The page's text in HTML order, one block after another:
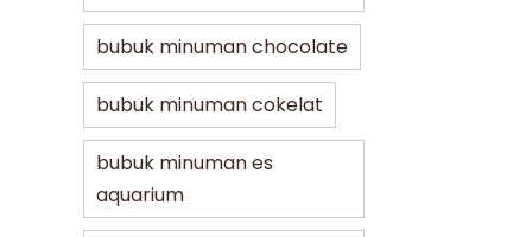
bubuk minuman chocolate
bubuk minuman cokelat
bubuk minuman es
aquarium